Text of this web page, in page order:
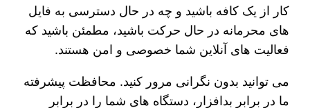
کار از یک کافه باشید و چه در حال دسترسی به فایل
های محرمانه در حال حرکت باشید، مطمئن باشید که
فعالیت های آنلاین شما خصوصی و امن هستند.
می توانید بدون نگرانی مرور کنید. محافظت پیشرفته
ما در برابر بدافزار، دستگاه های شما را در برابر